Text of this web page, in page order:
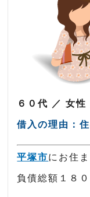
６０代 ／ 女性
借入の理由：
平塚市にお住
負債総額１８